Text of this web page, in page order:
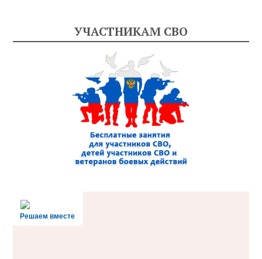
УЧАСТНИКАМ СВО
Решаем вместе